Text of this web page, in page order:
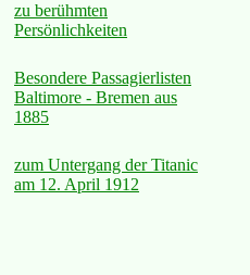
zu berühmten
Persönlichkeiten
Besondere Passagierlisten
Baltimore - Bremen aus
1885
zum Untergang der Titanic
am 12. April 1912